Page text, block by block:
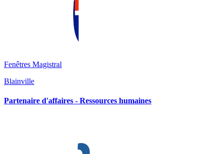
Fenêtres Magistral
Blainville
Partenaire d'affaires - Ressources humaines